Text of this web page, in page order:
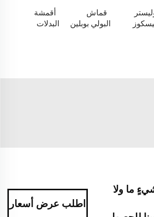
قماش
البولي بوبلين
أقمشة
البدلات
ما ولا
اطلب عرض أسعار